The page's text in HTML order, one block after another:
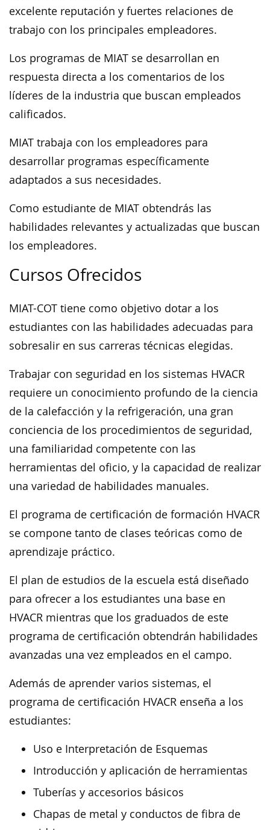
excelente reputación y fuertes relaciones de
trabajo con los principales empleadores.
Los programas de MIAT se desarrollan en
respuesta directa a los comentarios de los
líderes de la industria que buscan empleados
calificados.
MIAT trabaja con los empleadores para
desarrollar programas específicamente
adaptados a sus necesidades.
Como estudiante de MIAT obtendrás las
habilidades relevantes y actualizadas que buscan
los empleadores.
Cursos Ofrecidos
MIAT-COT tiene como objetivo dotar a los
estudiantes con las habilidades adecuadas para
sobresalir en sus carreras técnicas elegidas.
Trabajar con seguridad en los sistemas HVACR
requiere un conocimiento profundo de la ciencia
de la calefacción y la refrigeración, una gran
conciencia de los procedimientos de seguridad,
una familiaridad competente con las
herramientas del oficio, y la capacidad de realizar
una variedad de habilidades manuales.
El programa de certificación de formación HVACR
se compone tanto de clases teóricas como de
aprendizaje práctico.
El plan de estudios de la escuela está diseñado
para ofrecer a los estudiantes una base en
HVACR mientras que los graduados de este
programa de certificación obtendrán habilidades
avanzadas una vez empleados en el campo.
Además de aprender varios sistemas, el
programa de certificación HVACR enseña a los
estudiantes:
Uso e Interpretación de Esquemas
Introducción y aplicación de herramientas
Tuberías y accesorios básicos
Chapas de metal y conductos de fibra de